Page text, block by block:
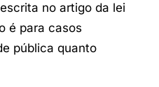
no artigo da lei
é para casos
pública quanto